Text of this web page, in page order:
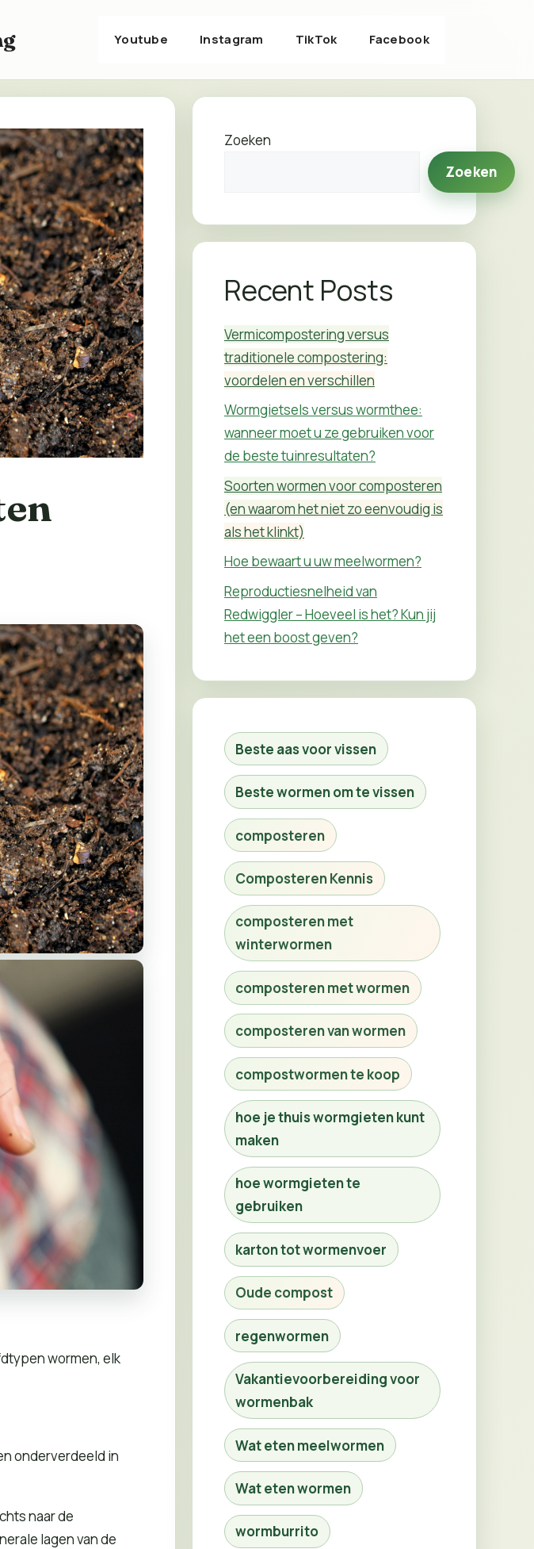
Youtube Instagram TikTok Facebook
wormen, elk
onderverdeeld in
naar de
lagen van de
Zoeken
Zoeken
Recent Posts
Vermicompostering versus
traditionele compostering:
voordelen en verschillen
Wormgietsels versus wormthee:
wanneer moet u ze gebruiken voor
de beste tuinresultaten?
Soorten wormen voor composteren
(en waarom het niet zo eenvoudig is
als het klinkt)
Hoe bewaart u uw meelwormen?
Reproductiesnelheid van
Redwiggler – Hoeveel is het? Kun jij
het een boost geven?
Beste aas voor vissen
Beste wormen om te vissen
composteren
Composteren Kennis
composteren met
winterwormen
composteren met wormen
composteren van wormen
compostwormen te koop
hoe je thuis wormgieten kunt
maken
hoe wormgieten te
gebruiken
karton tot wormenvoer
Oude compost
regenwormen
Vakantievoorbereiding voor
wormenbak
Wat eten meelwormen
Wat eten wormen
wormburrito